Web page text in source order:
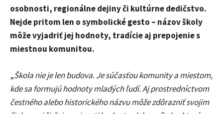
osobnosti, regionálne dejiny či kultúrne dedičstvo.
Nejde pritom len o symbolické gesto – názov školy
môže vyjadriť jej hodnoty, tradície aj prepojenie s
miestnou komunitou.
„Škola nie je len budova. Je súčasťou komunity a miestom,
kde sa formujú hodnoty mladých ľudí. Aj prostredníctvom
čestného alebo historického názvu môže zdôrazniť svojim